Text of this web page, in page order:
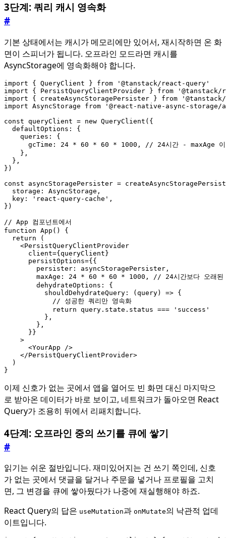
3단계: 쿼리 캐시 영속화
#
기본 상태에서는 캐시가 메모리에만 있어서, 재시작하면 온 화
면이 스피너가 됩니다. 오프라인 모드라면 캐시를
AsyncStorage에 영속화해야 합니다.
import { QueryClient } from
'@tanstack/react-query'
import
{ PersistQueryClientProvider } from
import
{ createAsyncStoragePersister } from
import AsyncStorage from
'@react-native-async-storage/
const queryClient = new QueryClient ({
defaultOptions :
{
queries :
{
gcTime : 24 * 60 * 60 * 1000 ,
},
},
})
const
asyncStoragePersister =
storage : AsyncStorage ,
key : 'react-query-cache' ,
})
function App() {
return
(
<PersistQueryClientProvider
client={ queryClient }
persistOptions={{
persister : asyncStoragePersister ,
maxAge : 24 * 60 * 60 * 1000 ,
dehydrateOptions :
{
shouldDehydrateQuery : ( query) => {
return query . state . status ===
'success'
},
},
}}
>
<YourApp
/>
</PersistQueryClientProvider>
)
}
이제 신호가 없는 곳에서 앱을 열어도 빈 화면 대신 마지막으
로 받아온 데이터가 바로 보이고, 네트워크가 돌아오면 React
Query가 조용히 뒤에서 리패치합니다.
4단계: 오프라인 중의 쓰기를 큐에 쌓기
#
읽기는 쉬운 절반입니다. 재미있어지는 건 쓰기 쪽인데, 신호
가 없는 곳에서 댓글을 달거나 주문을 넣거나 프로필을 고치
면, 그 변경을 큐에 쌓아뒀다가 나중에 재실행해야 하죠.
React Query의 답은 useMutation과 onMutate의 낙관적 업데
이트입니다.